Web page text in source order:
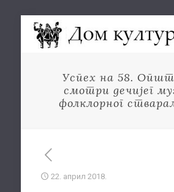
Успех на 58.
смотри дечијег
фолклорног
22. април 2018.